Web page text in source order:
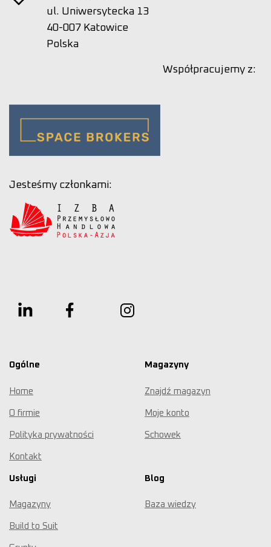
ul. Uniwersytecka 13
40-007 Katowice
Polska
Współpracujemy z:
Jesteśmy członkami:
Ogólne
Home
O firmie
Polityka prywatności
Kontakt
Magazyny
Znajdź magazyn
Moje konto
Schowek
Usługi
Magazyny
Build to Suit
Blog
Baza wiedzy